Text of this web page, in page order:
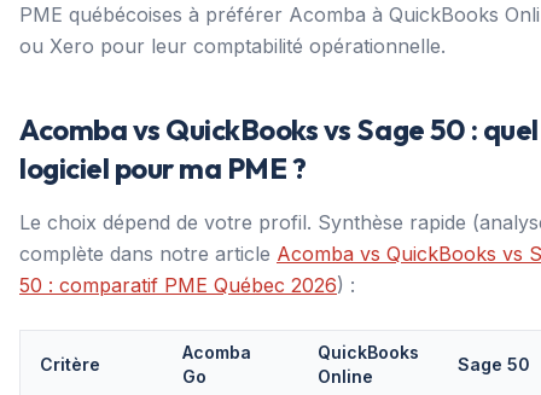
PME québécoises à préférer Acomba à QuickBooks
ou Xero pour leur comptabilité opérationnelle.
Acomba vs QuickBooks vs Sage 50 : quel
logiciel pour ma PME ?
Le choix dépend de votre profil. Synthèse rapide
complète dans notre article Acomba vs QuickBooks vs
50 : comparatif PME Québec 2026) :
Critère
Acomba
Go
QuickBooks
Online
Sage 50